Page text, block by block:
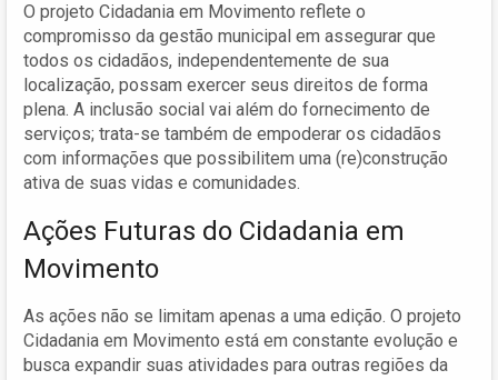
O projeto Cidadania em Movimento reflete o
compromisso da gestão municipal em assegurar que
todos os cidadãos, independentemente de sua
localização, possam exercer seus direitos de forma
plena. A inclusão social vai além do fornecimento de
serviços; trata-se também de empoderar os cidadãos
com informações que possibilitem uma (re)construção
ativa de suas vidas e comunidades.
Ações Futuras do Cidadania em
Movimento
As ações não se limitam apenas a uma edição. O projeto
Cidadania em Movimento está em constante evolução e
busca expandir suas atividades para outras regiões da